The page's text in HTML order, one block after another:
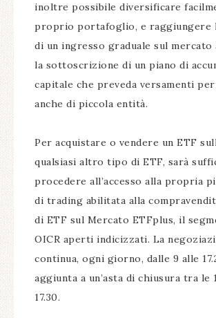
inoltre possibile diversificare
proprio portafoglio, e raggiungere
di un ingresso graduale sul
la sottoscrizione di un piano di
capitale che preveda versamenti
anche di piccola entità.
Per acquistare o vendere un ETF
qualsiasi altro tipo di ETF, sarà
procedere all’accesso alla propria
di trading abilitata alla
di ETF sul Mercato ETFplus, il
OICR aperti indicizzati. La
continua, ogni giorno, dalle 9 alle
aggiunta a un’asta di chiusura tra le
17.30.